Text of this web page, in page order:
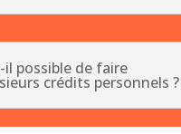
il possible de faire
crédits personnels ?